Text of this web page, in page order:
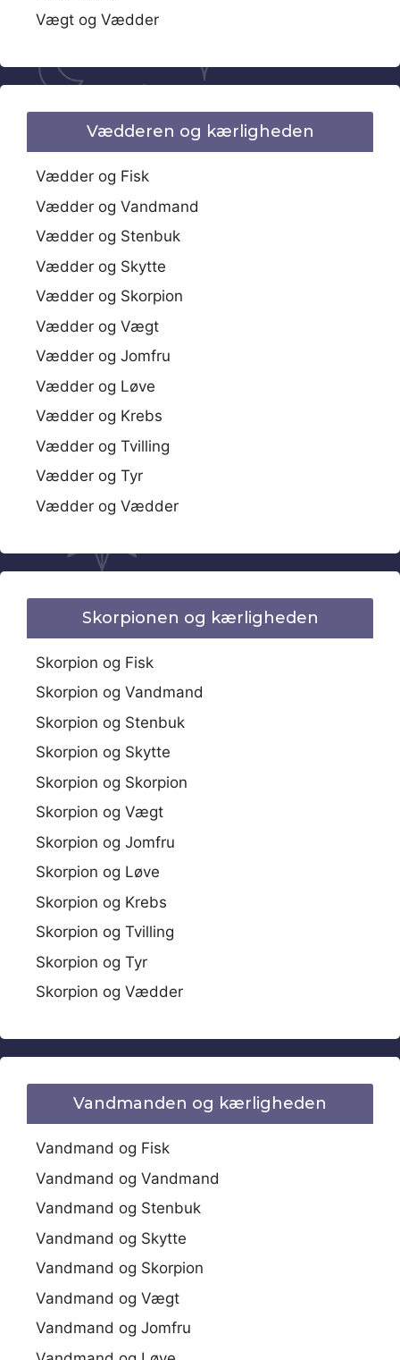
Vægt og Vædder
Vædderen og kærligheden
Vædder og Fisk
Vædder og Vandmand
Vædder og Stenbuk
Vædder og Skytte
Vædder og Skorpion
Vædder og Vægt
Vædder og Jomfru
Vædder og Løve
Vædder og Krebs
Vædder og Tvilling
Vædder og Tyr
Vædder og Vædder
Skorpionen og kærligheden
Skorpion og Fisk
Skorpion og Vandmand
Skorpion og Stenbuk
Skorpion og Skytte
Skorpion og Skorpion
Skorpion og Vægt
Skorpion og Jomfru
Skorpion og Løve
Skorpion og Krebs
Skorpion og Tvilling
Skorpion og Tyr
Skorpion og Vædder
Vandmanden og kærligheden
Vandmand og Fisk
Vandmand og Vandmand
Vandmand og Stenbuk
Vandmand og Skytte
Vandmand og Skorpion
Vandmand og Vægt
Vandmand og Jomfru